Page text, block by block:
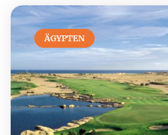
ein Spa und erstklassige
für Erholung nach einer Runde
ÄGYPTEN